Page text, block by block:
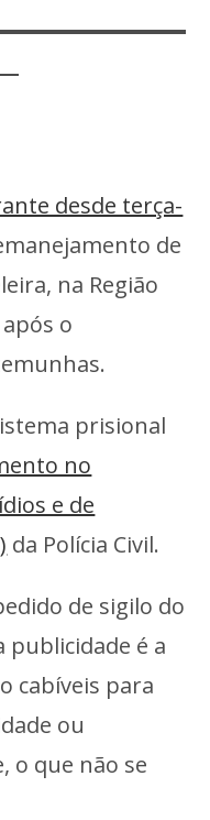
desde terça-
de
na Região
o
prisional
no
e de
da Polícia Civil.
de sigilo do
publicidade é a
cabíveis para
ou
o que não se